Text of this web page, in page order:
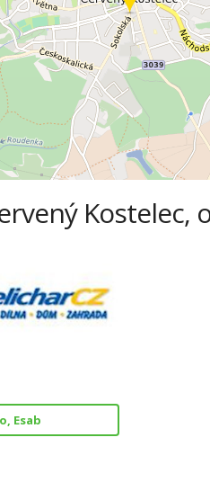
Kostelec,
Esab